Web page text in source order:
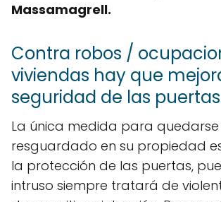
Massamagrell.
Contra robos /
viviendas hay que
seguridad de las
La única medida para
resguardado en su propiedad
la protección de las puertas,
intruso siempre tratará de